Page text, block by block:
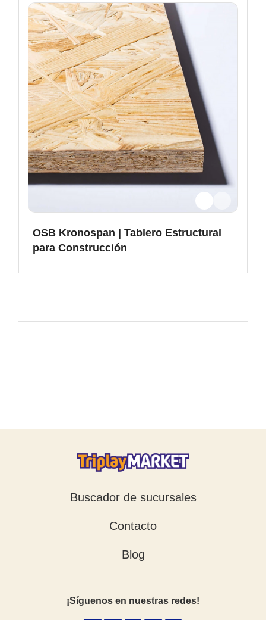
OSB Kronospan | Tablero Estructural
para Construcción
Buscador de sucursales
Contacto
Blog
¡Síguenos en nuestras redes!